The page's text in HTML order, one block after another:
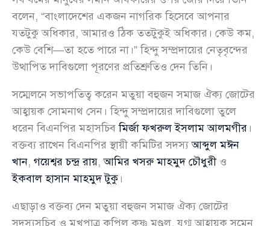
বলেন, “বাংলাদেশের একজন নাগরিক হিসেবে আপনার
যতটুকু অধিকার, আমারও ঠিক ততটুকুই অধিকার। কেউ কম,
কেউ বেশি—তা হতে পারে না।” হিন্দু সম্প্রদায়ের নেতৃবৃন্দের
উত্থাপিত দাবিগুলো পূরণের প্রতিশ্রুতিও দেন তিনি।
সম্মেলনে সভাপতিত্ব করেন মতুয়া বহুজন সমাজ ঐক্য জোটের
আহ্বায়ক সোমনাথ সেন। হিন্দু সম্প্রদায়ের দাবিগুলো তুলে
ধরেন বিএনপির মহাসচিবমির্জা ফখরুল ইসলাম আলমগীর ।
বক্তব্য রাখেন বিএনপির স্থায়ী কমিটির সদস্যআব্দুল মঈন
খান, গয়েশ্বর চন্দ্র রায়,আমির খসরু মাহমুদ চৌধুরীও
ইকবাল হাসান মাহমুদ টুকু ।
এছাড়াও বক্তব্য দেন মতুয়া বহুজন সমাজ ঐক্য জোটের
সদস্যসচিব ও মুখপাত্র কপিল কৃষ্ণ মণ্ডল, যুগ্ম আহ্বায়ক সমেন